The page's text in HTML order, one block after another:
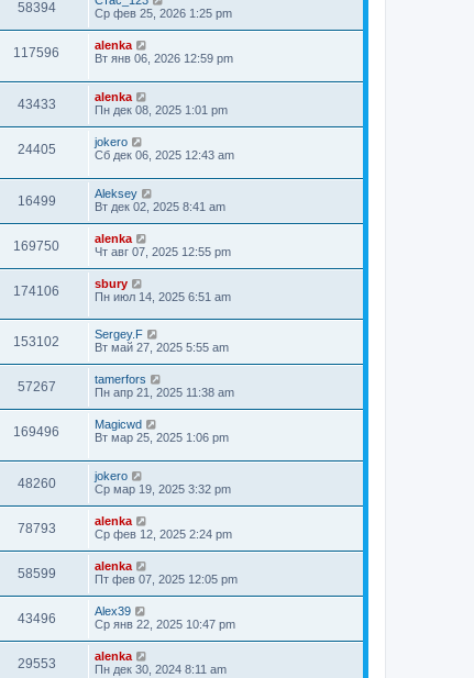
58394
Ср фев 25, 2026 1:25 pm
117596
alenka
Вт янв 06, 2026 12:59 pm
43433
alenka
Пн дек 08, 2025 1:01 pm
24405
jokero
Сб дек 06, 2025 12:43 am
16499
Aleksey
Вт дек 02, 2025 8:41 am
169750
alenka
Чт авг 07, 2025 12:55 pm
174106
sbury
Пн июл 14, 2025 6:51 am
153102
Sergey.F
Вт май 27, 2025 5:55 am
57267
tamerfors
Пн апр 21, 2025 11:38 am
169496
Magicwd
Вт мар 25, 2025 1:06 pm
48260
jokero
Ср мар 19, 2025 3:32 pm
78793
alenka
Ср фев 12, 2025 2:24 pm
58599
alenka
Пт фев 07, 2025 12:05 pm
43496
Alex39
Ср янв 22, 2025 10:47 pm
29553
alenka
Пн дек 30, 2024 8:11 am